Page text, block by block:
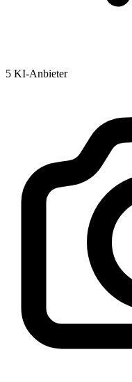
5 KI-Anbieter